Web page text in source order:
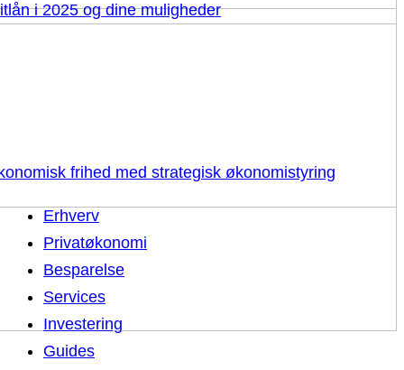
i 2025 og dine muligheder
frihed med strategisk økonomistyring
Erhverv
Privatøkonomi
Besparelse
Services
Investering
Guides